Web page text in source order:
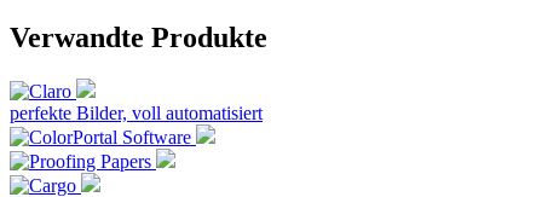
Verwandte Produkte
perfekte Bilder, voll automatisiert